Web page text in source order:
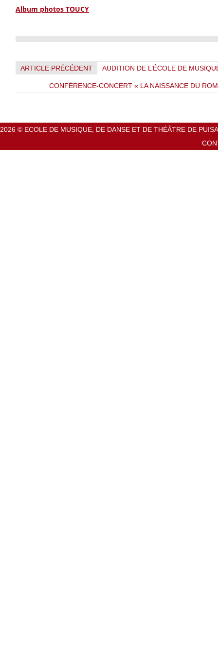
Album photos TOUCY
ARTICLE PRÉCÉDENT AUDITION DE L’ÉCOLE DE
CONFÉRENCE-CONCERT « LA NAISSANCE DU
2026 © ECOLE DE MUSIQUE, DE DANSE ET DE THÉÂTRE DE